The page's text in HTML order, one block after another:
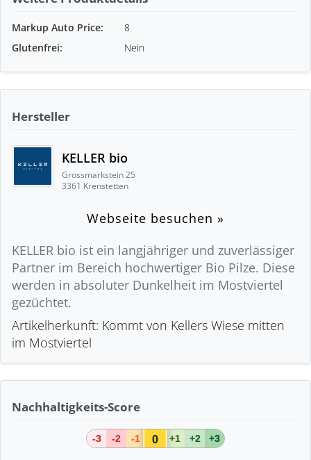
Markup Auto Price:
8
Glutenfrei:
Nein
Hersteller
KELLER bio
Grossmarkstein 25
3361 Krenstetten
Webseite besuchen »
KELLER bio ist ein langjähriger und zuverlässiger
Partner im Bereich hochwertiger Bio Pilze. Diese
werden in absoluter Dunkelheit im Mostviertel
gezüchtet.
Artikelherkunft: Kommt von Kellers Wiese mitten
im Mostviertel
Nachhaltigkeits-Score
-3 -2 -1 0 +1 +2 +3